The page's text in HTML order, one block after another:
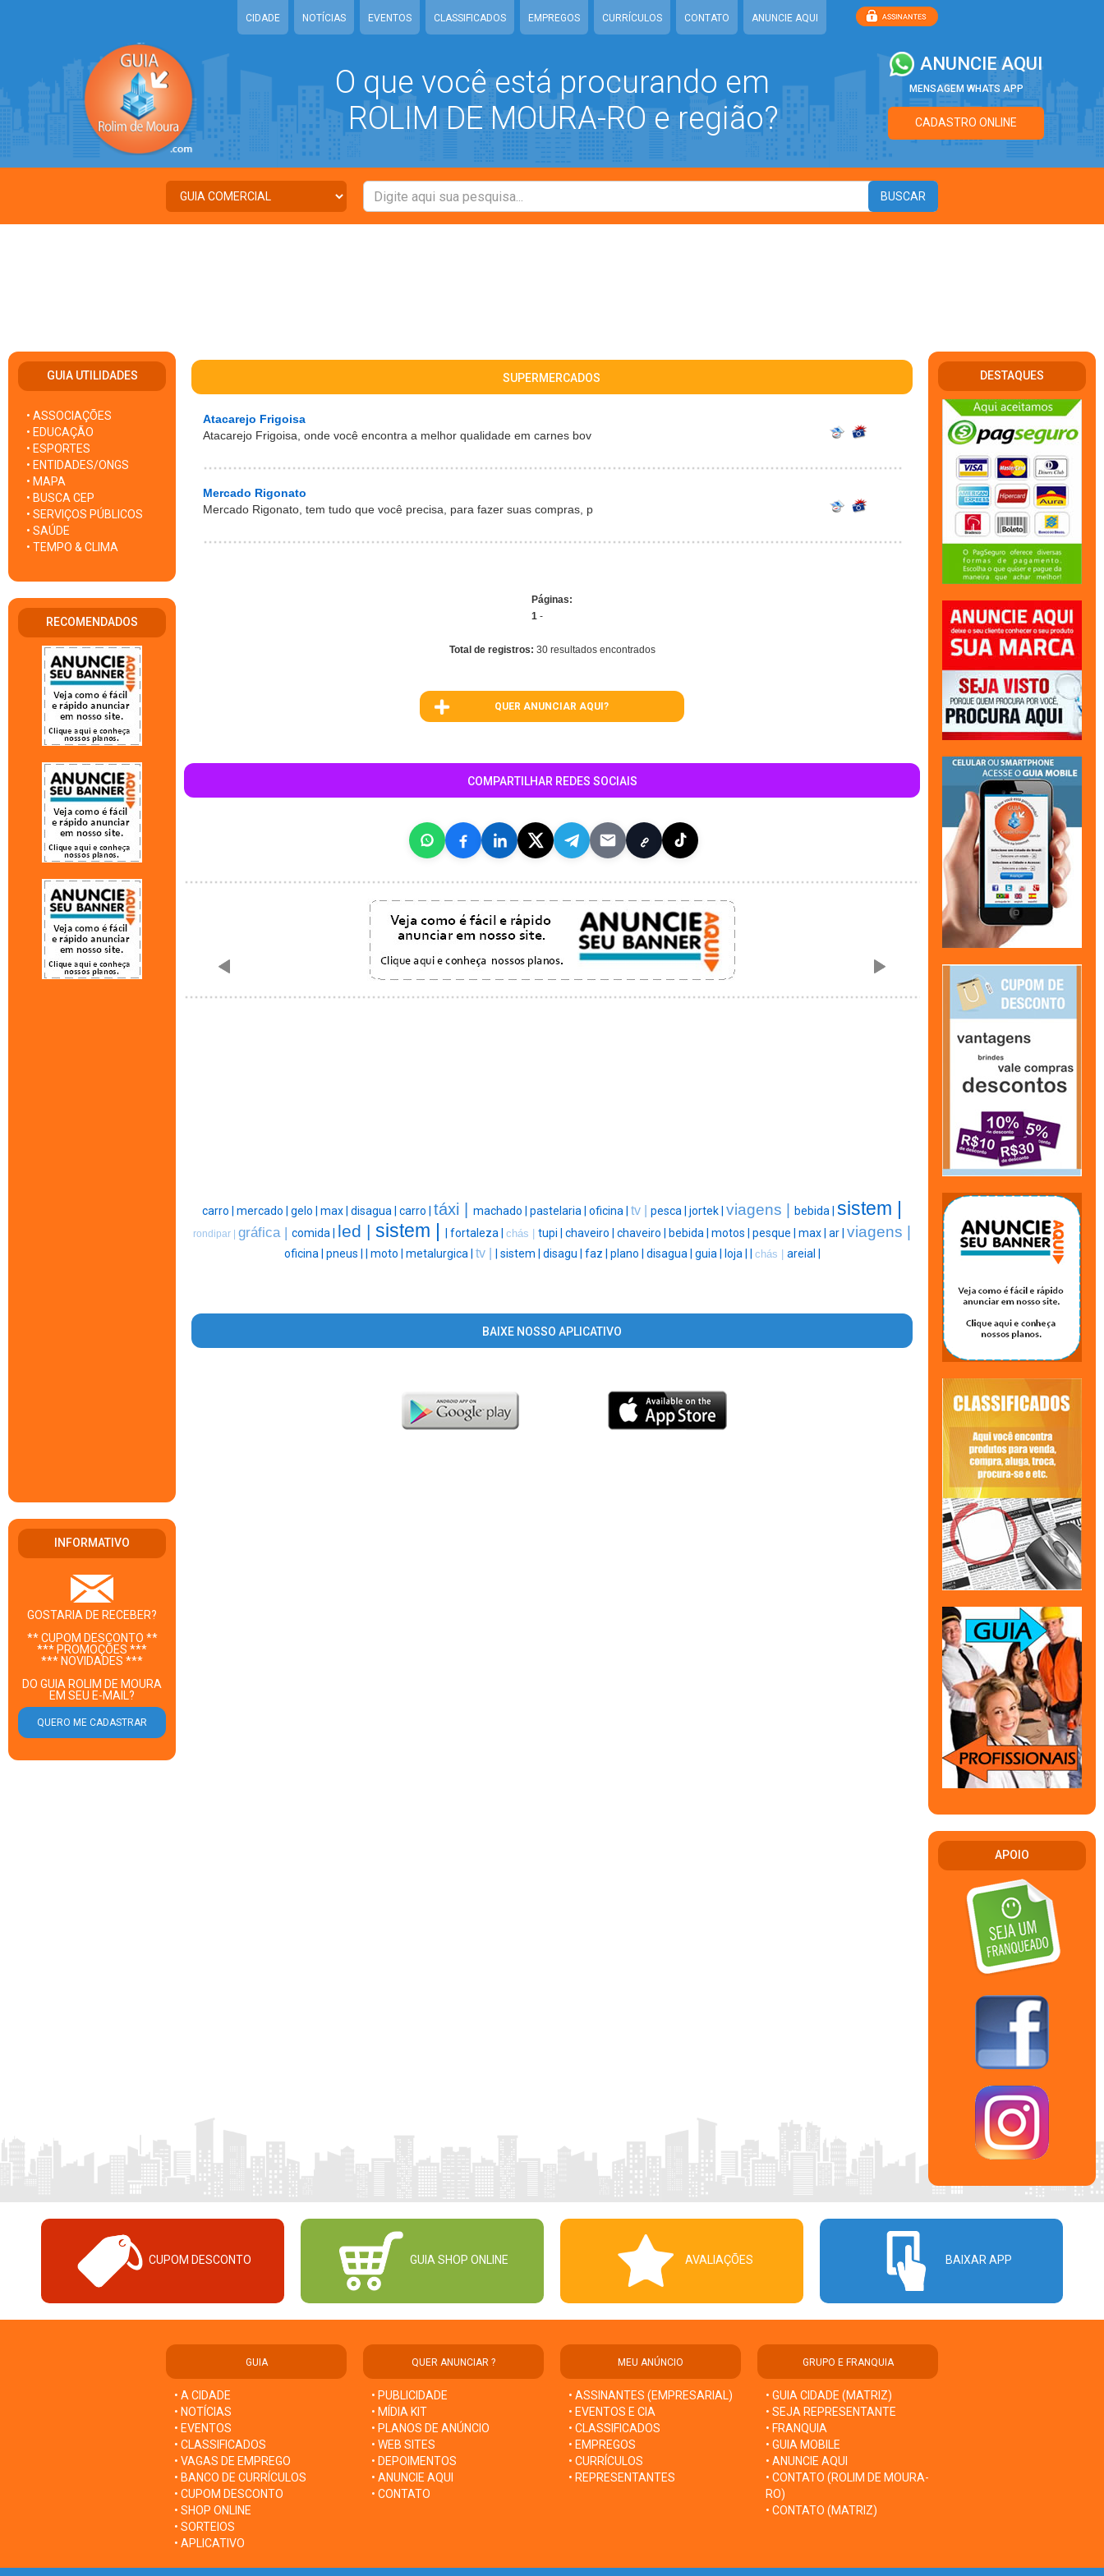
CIDADE NOTÍCIAS EVENTOS CLASSIFICADOS EMPREGOS CURRÍCULOS CONTATO ANUNCIE AQUI
O que você está procurando em
ROLIM DE MOURA-RO e região?
ANUNCIE AQUI
MENSAGEM WHATS APP
CADASTRO ONLINE
GUIA UTILIDADES
• ASSOCIAÇÕES
• EDUCAÇÃO
• ESPORTES
• ENTIDADES/ONGS
• MAPA
• BUSCA CEP
• SERVIÇOS PÚBLICOS
• SAÚDE
• TEMPO & CLIMA
RECOMENDADOS
INFORMATIVO
GOSTARIA DE RECEBER?
** CUPOM DESCONTO **
*** PROMOÇÕES ***
*** NOVIDADES ***
DO GUIA ROLIM DE MOURA
EM SEU E-MAIL?
SUPERMERCADOS
Atacarejo Frigoisa
Atacarejo Frigoisa, onde você encontra a melhor qualidade em carnes bov
Mercado Rigonato
Mercado Rigonato, tem tudo que você precisa, para fazer suas compras, p
Páginas:
1 -
Total de registros: 30 resultados encontrados
QUER ANUNCIAR AQUI?
COMPARTILHAR REDES SOCIAIS
carro | mercado | gelo | max | disagua | carro | táxi | machado | pastelaria | oficina | tv | pesca | jortek | viagens | bebida | sistem |
rondipar | gráfica | comida | led | sistem | fortaleza | chás | tupi | chaveiro | chaveiro | bebida | motos | pesque | max | ar | viagens |
oficina | pneus | moto | metalurgica | tv | sistem | disagu | faz | plano | disagua | guia | loja | chás | areial |
BAIXE NOSSO APLICATIVO
DESTAQUES
APOIO
CUPOM DESCONTO GUIA SHOP ONLINE AVALIAÇÕES BAIXAR APP
GUIA
• A CIDADE
• NOTÍCIAS
• EVENTOS
• CLASSIFICADOS
• VAGAS DE EMPREGO
• BANCO DE CURRÍCULOS
• CUPOM DESCONTO
• SHOP ONLINE
• SORTEIOS
• APLICATIVO
QUER ANUNCIAR ?
• PUBLICIDADE
• MÍDIA KIT
• PLANOS DE ANÚNCIO
• WEB SITES
• DEPOIMENTOS
• ANUNCIE AQUI
• CONTATO
MEU ANÚNCIO
• ASSINANTES (EMPRESARIAL)
• EVENTOS E CIA
• CLASSIFICADOS
• EMPREGOS
• CURRÍCULOS
• REPRESENTANTES
GRUPO E FRANQUIA
• GUIA CIDADE (MATRIZ)
• SEJA REPRESENTANTE
• FRANQUIA
• GUIA MOBILE
• ANUNCIE AQUI
• CONTATO (ROLIM DE MOURA-
RO)
• CONTATO (MATRIZ)